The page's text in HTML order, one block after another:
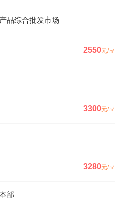
品综合批发市场
2550元/㎡
3300元/㎡
3280元/㎡
部